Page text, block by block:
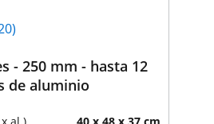
- 250 mm - hasta 12
de aluminio
al.) 40 x 48 x 37 cm